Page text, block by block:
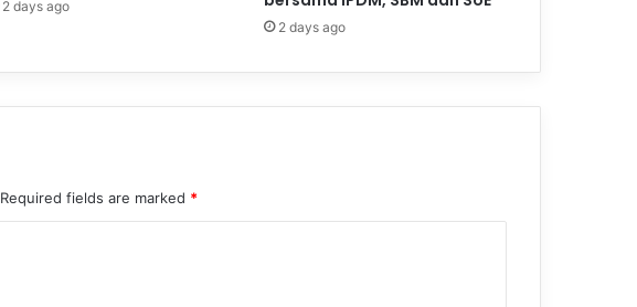
2 days ago
2 days ago
Required fields are marked *